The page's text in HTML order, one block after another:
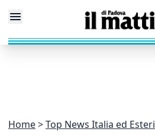
Home Top News Italia ed Esteri